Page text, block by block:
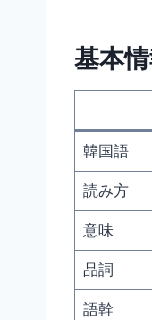
基本
韓国語
読み方
意味
品詞
語幹